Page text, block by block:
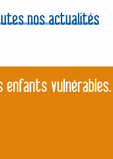
nos actualités
vulnérables.